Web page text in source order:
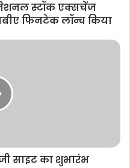
नेशनल स्टॉक एक्सचेंज
फिनटेक लॉन्च किया
साइट का शुभारंभ